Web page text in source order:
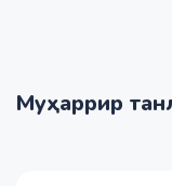
Муҳаррир